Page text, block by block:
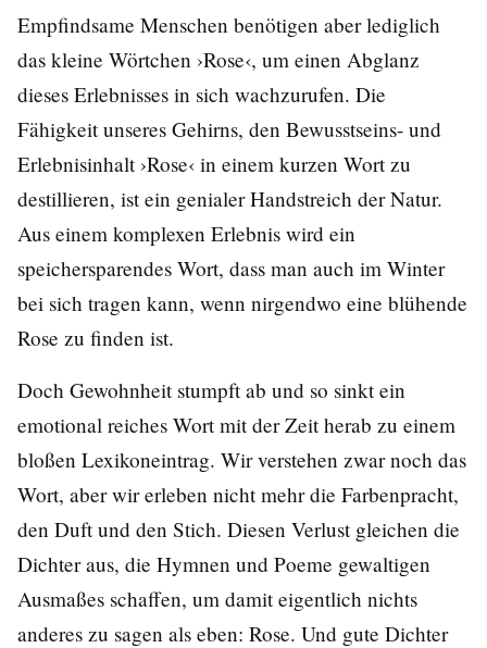
Empfindsame Menschen benötigen aber lediglich
das kleine Wörtchen ›Rose‹, um einen Abglanz
dieses Erlebnisses in sich wachzurufen. Die
Fähigkeit unseres Gehirns, den Bewusstseins- und
Erlebnisinhalt ›Rose‹ in einem kurzen Wort zu
destillieren, ist ein genialer Handstreich der Natur.
Aus einem komplexen Erlebnis wird ein
speichersparendes Wort, dass man auch im Winter
bei sich tragen kann, wenn nirgendwo eine blühende
Rose zu finden ist.
Doch Gewohnheit stumpft ab und so sinkt ein
emotional reiches Wort mit der Zeit herab zu einem
bloßen Lexikoneintrag. Wir verstehen zwar noch das
Wort, aber wir erleben nicht mehr die Farbenpracht,
den Duft und den Stich. Diesen Verlust gleichen die
Dichter aus, die Hymnen und Poeme gewaltigen
Ausmaßes schaffen, um damit eigentlich nichts
anderes zu sagen als eben: Rose. Und gute Dichter